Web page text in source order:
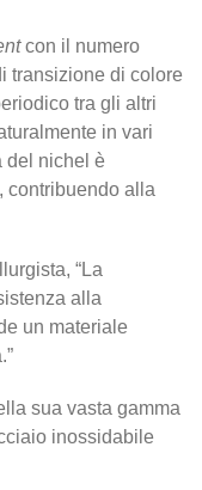
con il numero
transizione di colore
tra gli altri
in vari
del nichel è
contribuendo alla
“La
alla
un materiale
sua vasta gamma
inossidabile